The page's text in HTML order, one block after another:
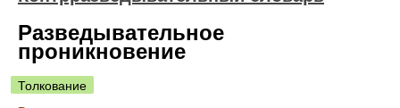
Разведывательное
проникновение
Толкование